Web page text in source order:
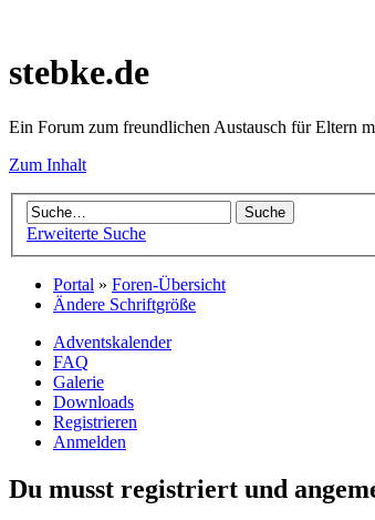
stebke.de
Ein Forum zum freundlichen Austausch für Eltern
Zum Inhalt
Erweiterte Suche
Portal » Foren-Übersicht
Ändere Schriftgröße
Adventskalender
FAQ
Galerie
Downloads
Registrieren
Anmelden
Du musst registriert und